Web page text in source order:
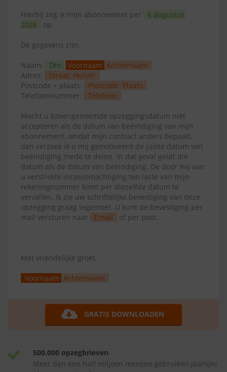
Hierbij zeg ik mijn abonnement per
6 augustus
2026
op.
De gegevens zijn:
Naam: Dhr. Voornaam Achternaam
Adres:
Straat Huisnr
Postcode + plaats:
Postcode Plaats
Telefoonnummer:
Telefoon
Mocht u bovengenoemde opzeggingsdatum niet
accepteren als de datum van beëindiging van mijn
abonnement, omdat mijn contract anders bepaalt,
dan verzoek ik u mij gemotiveerd de juiste datum van
beëindiging mede te delen. In dat geval geldt die
datum als de datum van beëindiging. De door mij aan
u verstrekte incassomachtiging ten laste van mijn
rekeningnummer komt per diezelfde datum te
vervallen. Ik zie uw schriftelijke bevestiging van deze
opzegging graag tegemoet. U kunt de bevestiging per
mail versturen naar
Email of per post.
Met vriendelijke groet,
Voornaam Achternaam
GRATIS DOWNLOADEN
500.000 opzegbrieven
Meer dan een half miljoen mensen gebruiken jaarlijks